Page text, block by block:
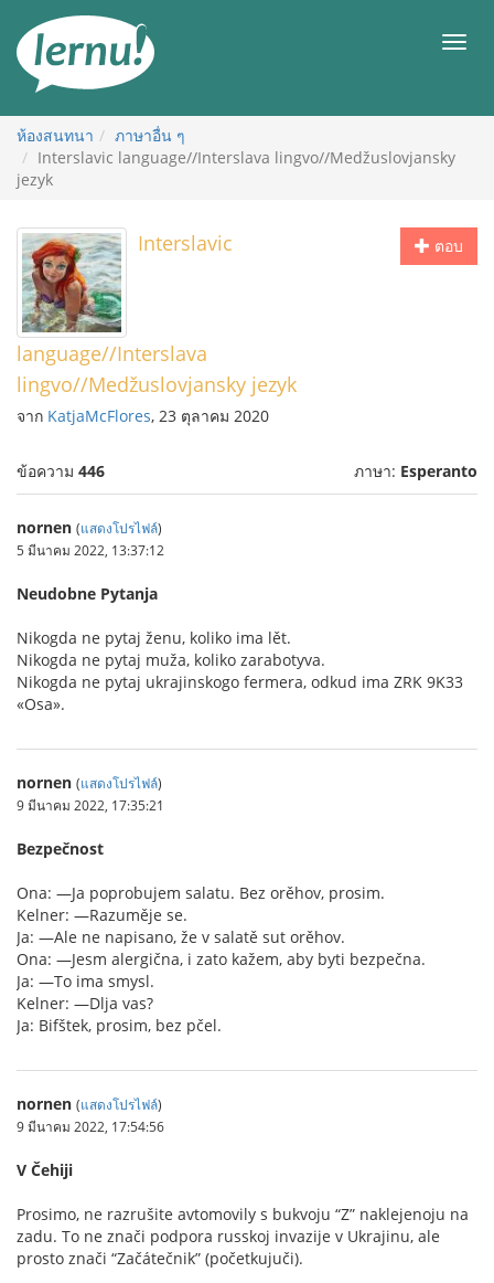
สารบัญ
เมนู
ห้องสนทนา
ภาษาอื่น ๆ
Interslavic language//Interslava lingvo//Medžuslovjansky
jezyk
ตอบ
Interslavic
language//Interslava
lingvo//Medžuslovjansky jezyk
จาก KatjaMcFlores, 23 ตุลาคม 2020
ข้อความ 446 ภาษา: Esperanto
nornen (แสดงโปรไฟล์)
5 มีนาคม 2022, 13:37:12
Neudobne Pytanja
Nikogda ne pytaj ženu, koliko ima lět.
Nikogda ne pytaj muža, koliko zarabotyva.
Nikogda ne pytaj ukrajinskogo fermera, odkud ima ZRK 9K33
«Osa».
nornen (แสดงโปรไฟล์)
9 มีนาคม 2022, 17:35:21
Bezpečnost
Ona: —Ja poprobujem salatu. Bez orěhov, prosim.
Kelner: —Razuměje se.
Ja: —Ale ne napisano, že v salatě sut orěhov.
Ona: —Jesm alergična, i zato kažem, aby byti bezpečna.
Ja: —To ima smysl.
Kelner: —Dlja vas?
Ja: Bifštek, prosim, bez pčel.
nornen (แสดงโปรไฟล์)
9 มีนาคม 2022, 17:54:56
V Čehiji
Prosimo, ne razrušite avtomovily s bukvoju “Z” naklejenoju na
zadu. To ne znači podpora russkoj invazije v Ukrajinu, ale
prosto znači “Začátečnik” (početkujuči).